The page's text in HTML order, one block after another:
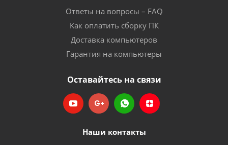
Ответы на вопросы – FAQ
Как оплатить сборку ПК
Доставка компьютеров
Гарантия на компьютеры
Оставайтесь на связи
Наши контакты